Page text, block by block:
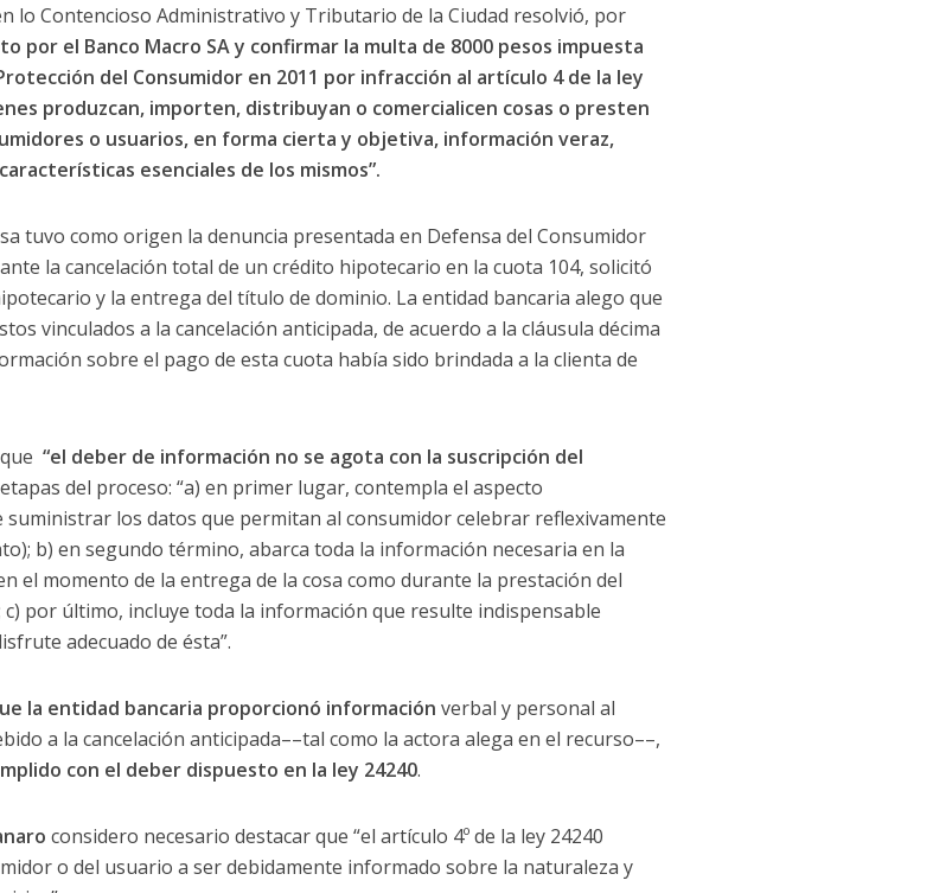
lo Contencioso Administrativo y Tributario de la Ciudad resolvió, por
por el Banco Macro SA y confirmar la multa de 8000 pesos impuesta
del Consumidor en 2011 por infracción al artículo 4 de la ley
produzcan, importen, distribuyan o comercialicen cosas o presten
o usuarios, en forma cierta y objetiva, información veraz,
esenciales de los mismos”.
tuvo como origen la denuncia presentada en Defensa del Consumidor
la cancelación total de un crédito hipotecario en la cuota 104, solicitó
y la entrega del título de dominio. La entidad bancaria alego que
vinculados a la cancelación anticipada, de acuerdo a la cláusula décima
sobre el pago de esta cuota había sido brindada a la clienta de
“el deber de información no se agota con la suscripción del
del proceso: “a) en primer lugar, contempla el aspecto
los datos que permitan al consumidor celebrar reflexivamente
b) en segundo término, abarca toda la información necesaria en la
el momento de la entrega de la cosa como durante la prestación del
por último, incluye toda la información que resulte indispensable
adecuado de ésta”.
la entidad bancaria proporcionó información verbal y personal al
a la cancelación anticipada––tal como la actora alega en el recurso––,
con el deber dispuesto en la ley 24240.
considero necesario destacar que “el artículo 4º de la ley 24240
o del usuario a ser debidamente informado sobre la naturaleza y